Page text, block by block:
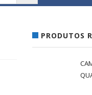
PRODUTOS